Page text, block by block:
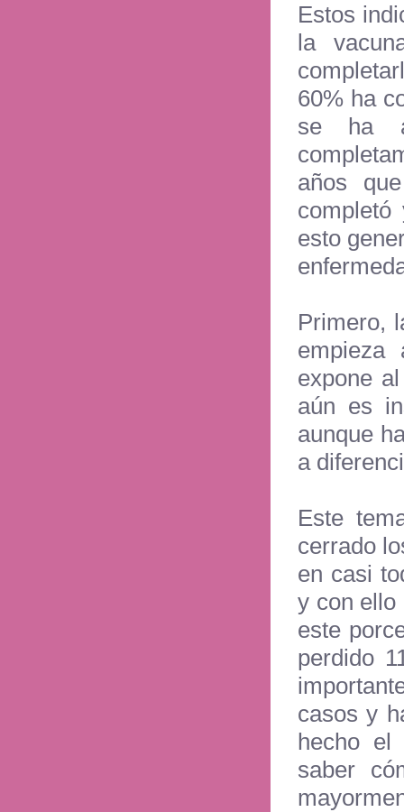
Estos
la
60% ha
se ha
años
completó
esto
Primero,
empieza
expone
aún es
aunque
a
Este
cerrado
en casi
y con ello
este
perdido
casos y
hecho el
saber